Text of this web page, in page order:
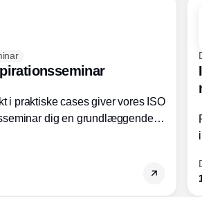
i praktiske cases giver vores ISO
dig en grundlæggende
integration med andre